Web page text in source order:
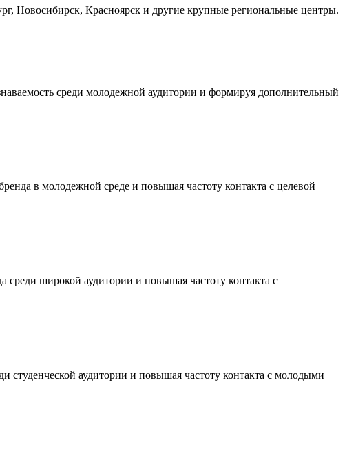
Новосибирск, Красноярск и другие крупные региональные центры.
среди молодежной аудитории и формируя дополнительный
в молодежной среде и повышая частоту контакта с целевой
среди широкой аудитории и повышая частоту контакта с
студенческой аудитории и повышая частоту контакта с молодыми